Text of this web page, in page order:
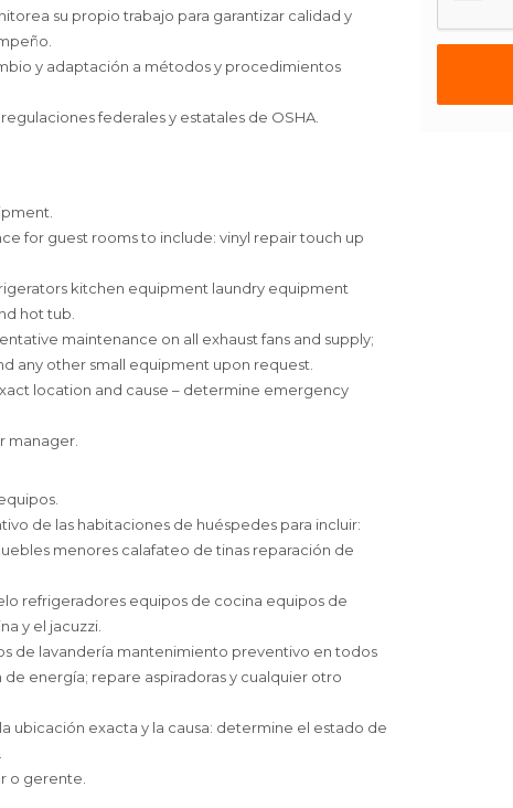
su propio trabajo para garantizar calidad y
y adaptación a métodos y procedimientos
federales y estatales de OSHA.
for guest rooms to include: vinyl repair touch up
kitchen equipment laundry equipment
hot tub.
maintenance on all exhaust fans and supply;
any other small equipment upon request.
location and cause – determine emergency
manager.
de las habitaciones de huéspedes para incluir:
menores calafateo de tinas reparación de
refrigeradores equipos de cocina equipos de
y el jacuzzi.
de lavandería mantenimiento preventivo en todos
energía; repare aspiradoras y cualquier otro
ubicación exacta y la causa: determine el estado de
o gerente.